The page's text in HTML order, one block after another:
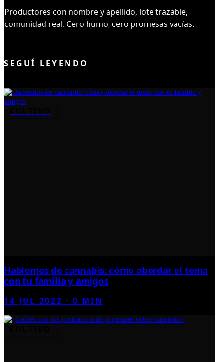
Productores con nombre y apellido, lote trazable,
comunidad real. Cero humo, cero promesas vacías.
SEGUÍ LEYENDO
Hablemos de cannabis: cómo abordar el tema
con tu familia y amigos
14 JUL 2022 ·0 MIN